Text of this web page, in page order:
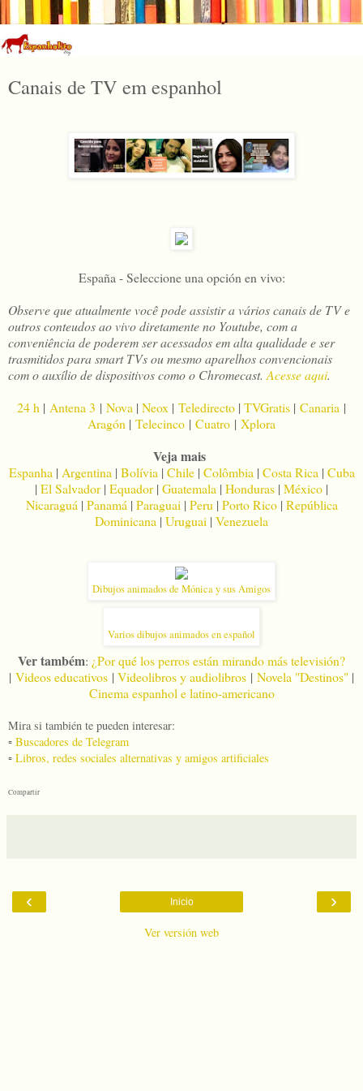
Canais de TV em espanhol
España - Seleccione una opción en vivo:
Observe que atualmente você pode assistir a vários canais de TV e
outros conteudos ao vivo diretamente no Youtube, com a
conveniência de poderem ser acessados em alta qualidade e ser
trasmitidos para smart TVs ou mesmo aparelhos convencionais
com o auxílio de dispositivos como o Chromecast. Acesse aqui.
24 h | Antena 3 | Nova | Neox | Teledirecto | TVGratis | Canaria |
Aragón | Telecinco | Cuatro | Xplora
Veja mais
Espanha | Argentina | Bolívia | Chile| Colômbia | Costa Rica | Cuba
| El Salvador| Equador| Guatemala | Honduras | México |
Nicaraguá | Panamá | Paraguai | Peru | Porto Rico| República
Dominicana | Uruguai | Venezuela
Dibujos animados de Mónica y sus Amigos
Varios dibujos animados en español
Ver também: ¿Por qué los perros están mirando más televisión?
| Videos educativos | Videolibros y audiolibros | Novela "Destinos" |
Cinema espanhol e latino-americano
Mira si también te pueden interesar:
▫️ Buscadores de Telegram
▫️ Libros, redes sociales alternativas y amigos artificiales
Compartir
‹ ›
Inicio
Ver versión web